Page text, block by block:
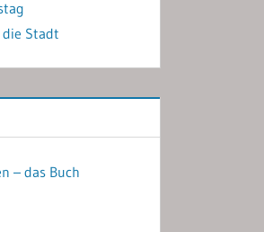
die Stadt
– das Buch